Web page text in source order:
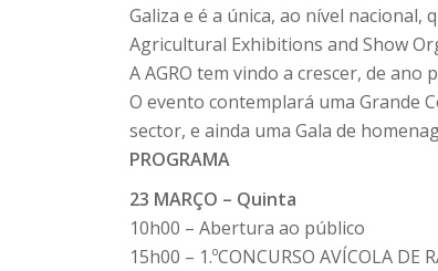
Galiza e é a única, ao nível nacional,
Agricultural Exhibitions and Show
A AGRO tem vindo a crescer, de
O evento contemplará uma Grande
sector, e ainda uma Gala de
PROGRAMA
23 MARÇO – Quinta
10h00 – Abertura ao público
15h00 – 1.ºCONCURSO AVÍCOLA DE